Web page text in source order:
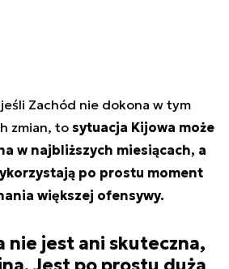
Zachód nie dokona w tym
zmian, to sytuacja Kijowa może
w najbliższych miesiącach, a
po prostu moment
większej ofensywy.
nie jest ani skuteczna,